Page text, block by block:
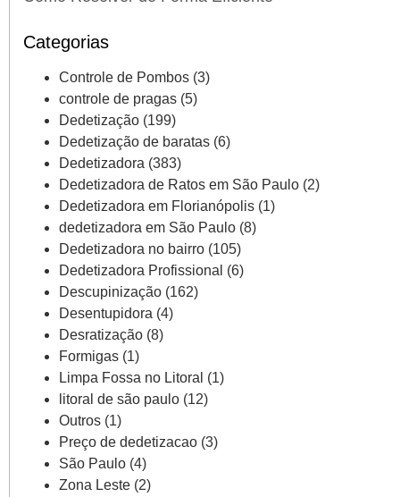
Categorias
Controle de Pombos (3)
controle de pragas (5)
Dedetização (199)
Dedetização de baratas (6)
Dedetizadora (383)
Dedetizadora de Ratos em São Paulo (2)
Dedetizadora em Florianópolis (1)
dedetizadora em São Paulo (8)
Dedetizadora no bairro (105)
Dedetizadora Profissional (6)
Descupinização (162)
Desentupidora (4)
Desratização (8)
Formigas (1)
Limpa Fossa no Litoral (1)
litoral de são paulo (12)
Outros (1)
Preço de dedetizacao (3)
São Paulo (4)
Zona Leste (2)